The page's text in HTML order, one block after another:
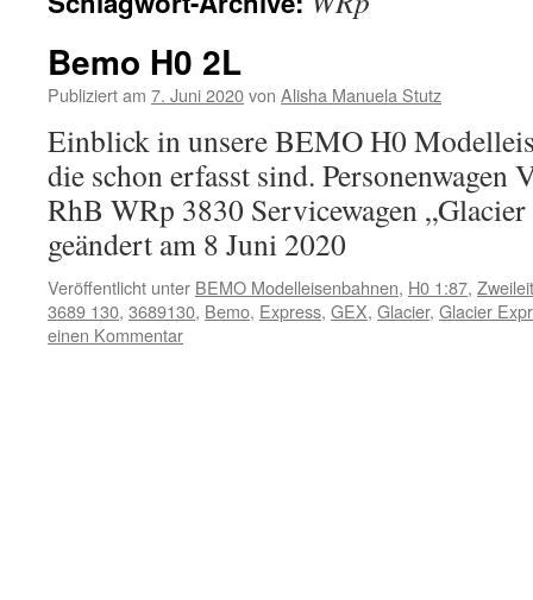
Bemo H0 2L
Publiziert am 7. Juni 2020von Alisha Manuela Stutz
Einblick in unsere BEMO H0
die schon erfasst sind. Personenwagen
RhB WRp 3830 Servicewagen
geändert am 8 Juni 2020
Veröffentlicht unter BEMO Modelleisenbahnen, H0 1:87,
3689 130, 3689130, Bemo, Express, GEX, Glacier, Glacier
einen Kommentar